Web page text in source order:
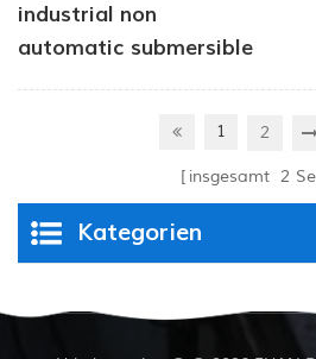
industrial non
automatic submersible
1 2
insgesamt 2
Kategorien